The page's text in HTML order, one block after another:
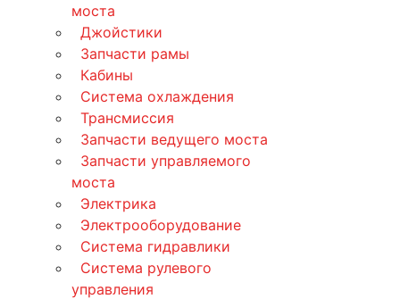
моста
Джойстики
Запчасти рамы
Кабины
Система охлаждения
Трансмиссия
Запчасти ведущего моста
Запчасти управляемого
моста
Электрика
Электрооборудование
Система гидравлики
Система рулевого
управления